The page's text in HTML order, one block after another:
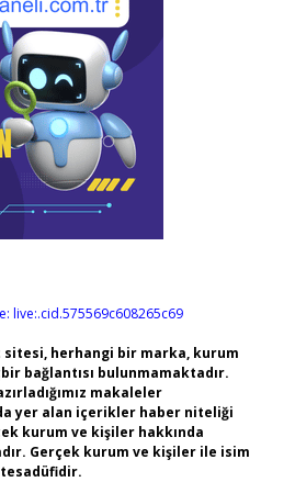
live:.cid.575569c608265c69
herhangi bir marka, kurum
bağlantısı bulunmamaktadır.
makaleler
yer alan içerikler haber niteliği
kurum ve kişiler hakkında
Gerçek kurum ve kişiler ile isim